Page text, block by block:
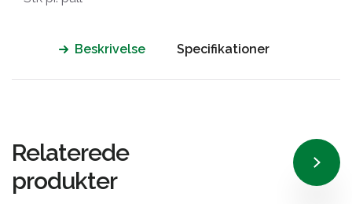
Beskrivelse Specifikationer
Relaterede
produkter